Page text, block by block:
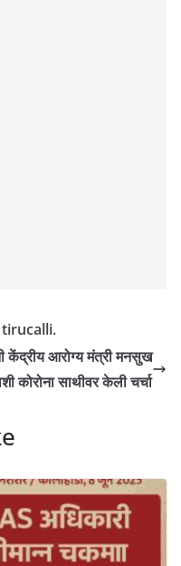
tirucalli.
केंद्रीय आरोग्य मंत्री मनसुख
कोरोना साथीवर केली चर्चा